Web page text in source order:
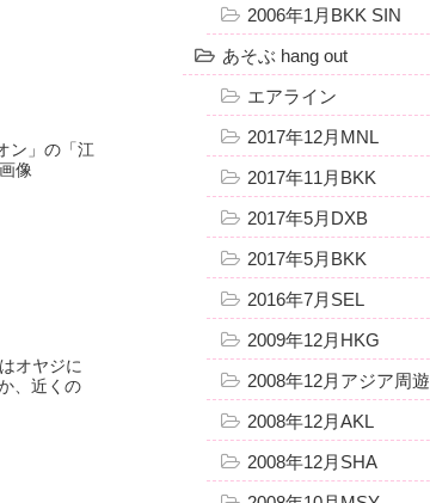
ン」の「江
像
オヤジに
、近くの
2006年1月BKK SIN
あそぶ hang out
エアライン
2017年12月MNL
2017年11月BKK
2017年5月DXB
2017年5月BKK
2016年7月SEL
2009年12月HKG
2008年12月アジア周遊
2008年12月AKL
2008年12月SHA